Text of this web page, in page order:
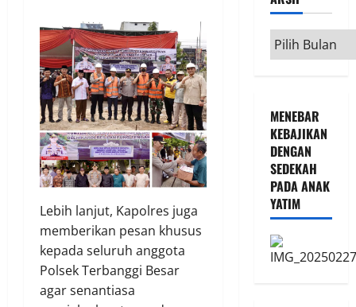
Lebih lanjut, Kapolres juga
memberikan pesan khusus
kepada seluruh anggota
Polsek Terbanggi Besar
agar senantiasa
Arsip
MENEBAR
KEBAJIKAN
DENGAN
SEDEKAH
PADA ANAK
YATIM